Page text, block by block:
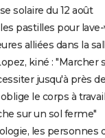
solaire du 12 août
pastilles pour
alliées dans la
kiné : "Marcher
jusqu'à près
le corps à
sur un sol ferme"
les personnes